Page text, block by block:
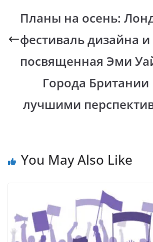
b
o
o
k
s
A
p
p
y
Li
n
k
gr
a
m
Планы на осень:
фестиваль дизайна и
посвященная Эми
Города
лучшими
You May Also Like